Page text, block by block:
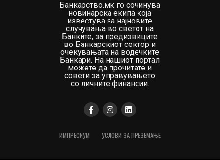
Банкарство.мк го сочинува
новинарска екипа која
известува за најновите
случувања во светот на
Банките, за предизвиците
во Банкарскиот сектор и
очекувањата на водечките
Банкари. На нашиот портал
можете да прочитате и
совети за управувањето
со личните финансии.
ИМПРЕСИУМ УСЛОВИ ЗА ПРЕЗЕМАЊЕ